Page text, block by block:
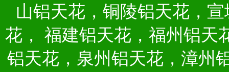
山铝天花，铜陵铝天花，
花，
福建铝天花，福州铝天
铝天花，泉州铝天花，漳州